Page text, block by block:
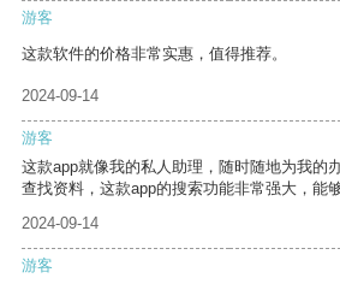
游客
这款软件的价格非常实惠，值得推荐。
2024-09-14
游客
这款app就像我的私人助理，随时随地为我的
查找资料，这款app的搜索功能非常强大，能
2024-09-14
游客